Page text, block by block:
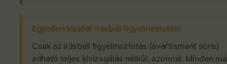
Egyetlen kivétel: írásbeli figyelmeztetés!
Csak az írásbeli figyelmeztetés (avertisment scris)
adható teljes kivizsgálás nélkül, azonnal. Minden